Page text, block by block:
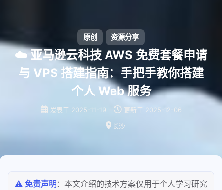
原创 资源分享
☁️ 亚马逊云科技 AWS 免费套餐申请
与 VPS 搭建指南：手把手教你搭建
个人 Web 服务
发表于 2025-11-19 更新于 2025-12-06
长沙
⚠️ 免责声明 ：本文介绍的技术方案仅用于个人学习研究